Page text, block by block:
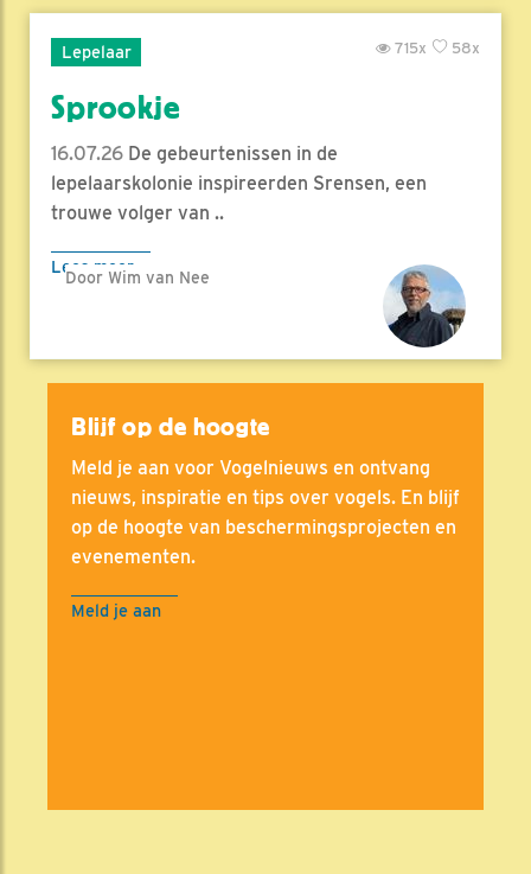
Lepelaar 58x
715x
Sprookje
16.07.26 De gebeurtenissen in de
lepelaarskolonie inspireerden Srensen, een
trouwe volger van ..
Lees meer
Door Wim van Nee
Blijf op de hoogte
Meld je aan voor Vogelnieuws en ontvang
nieuws, inspiratie en tips over vogels. En blijf
op de hoogte van beschermingsprojecten en
evenementen.
Meld je aan